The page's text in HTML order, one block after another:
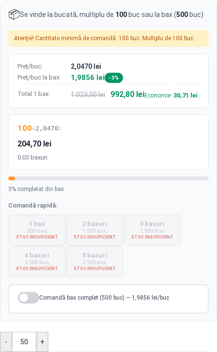
📦Se vinde la bucată, multiplu de 100buc sau la bax (500buc)
Atenție! Cantitate minimă de comandă: 100 buc. Multiplu de 100 buc.
Preț/buc: 2,0470 lei
Preț/buc la bax: 1,9856 lei -3%
Total 1 bax: 1.023,50 lei 992,80 leiEconomie: 30,71 lei
100×2,0470=
204,70 lei
0.03 baxuri
3% completat din bax
Comandă rapidă:
1 bax
500 buc
STOC INSUFICIENT
2 baxuri
1.000 buc
STOC INSUFICIENT
3 baxuri
1.500 buc
STOC INSUFICIENT
4 baxuri
2.000 buc
STOC INSUFICIENT
5 baxuri
2.500 buc
STOC INSUFICIENT
Comandă bax complet (500 buc) — 1,9856 lei/buc
- +